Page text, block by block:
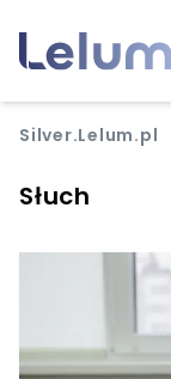
Silver.Lelum.pl
Słuch